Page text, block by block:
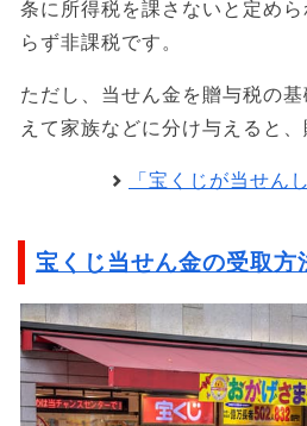
条に所得税を課さないと定め
らず非課税です。
ただし、当せん金を贈与税の
えて家族などに分け与えると、
「宝くじが当せん
宝くじ当せん金の受取方